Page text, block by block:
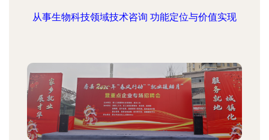
从事生物科技领域技术咨询 功能定位与价值实现